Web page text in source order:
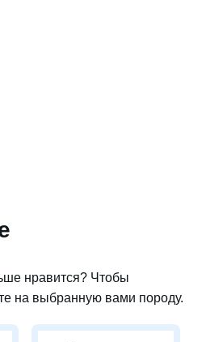
нравится? Чтобы
на выбранную вами породу.